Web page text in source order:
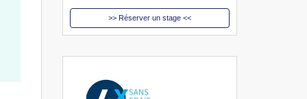
>> Réserver un stage <<